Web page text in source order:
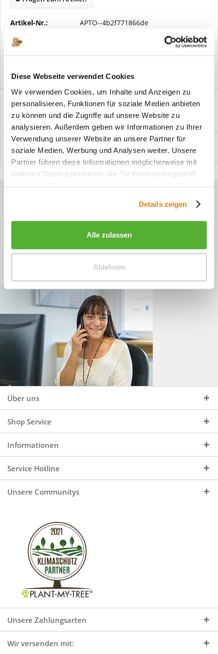
Diese Webseite verwendet Cookies
Wir verwenden Cookies, um Inhalte und Anzeigen zu
personalisieren, Funktionen für soziale Medien anbieten
zu können und die Zugriffe auf unsere Website zu
analysieren. Außerdem geben wir Informationen zu Ihrer
Verwendung unserer Website an unsere Partner für
soziale Medien, Werbung und Analysen weiter. Unsere
Partner führen diese Informationen möglicherweise mit
weiteren Daten zusammen, die Sie ihnen bereitgestellt
Details zeigen
Alle zulassen
Ablehnen
Artikel-Nr.: APTO--4b2f771866de
Vorteile
Windfangelemente online am Bildschirm konfigurieren und
einbaufertig bestellen. In wenigen...
Bewertungen
0
Bewertungen lesen, schreiben und diskutieren...mehr
Sie haben Fragen zu unseren
+49 (0)4244 965 34 04
Mo - Do, 09:00 - 16:00 Uhr
und Fr, 09:00 - 13:00 Uhr
Über uns
Shop Service
Informationen
Service Hotline
Unsere Communitys
Unsere Zahlungsarten
Wir versenden mit: